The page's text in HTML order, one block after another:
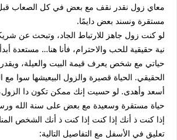
معاي زول نقدر نقف مع بعض في كل الصعاب
مستقرة ونسند بعض دايمًا.
لو كنت زول جاهز للارتباط الجاد، وتبحث عن
نية حقيقية للحب والاحترام، فأنا هنا… مستعدة
حياتي مع شخص يعرف قيمة البيت والعيلة،
الحقيقي. الحياة قصيرة والزول البيعيشها سوا
أسعد وأهدى. لو حسيت إنك ممكن تكون دا الزول،
حياة مستقرة وسعيدة مع بعض على سنة الله
إذا كنت ذ أنك إذا كنت إذا كنت ذ أنك الشخص
تعليق في الأسفل مع التفاصيل التالية: